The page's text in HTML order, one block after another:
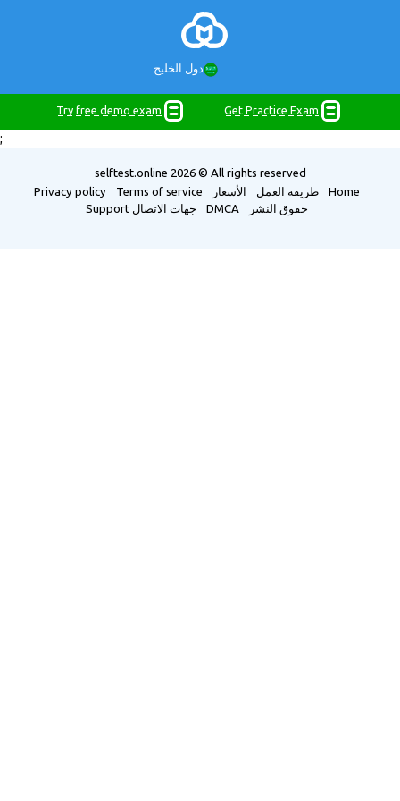
دول الخليج
Get Practice Exam
Try free demo exam
;
selftest.online 2026 © All rights reserved
Home
طريقة العمل الأسعار Terms of service
Privacy policy
حقوق النشر
DMCA جهات الاتصال Support